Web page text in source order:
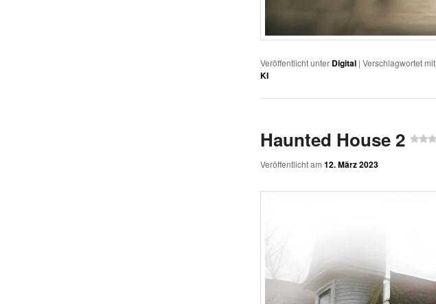
Veröffentlicht unter Digital |Verschlagwortet mit
KI
Haunted House 2
Veröffentlicht am12. März 2023